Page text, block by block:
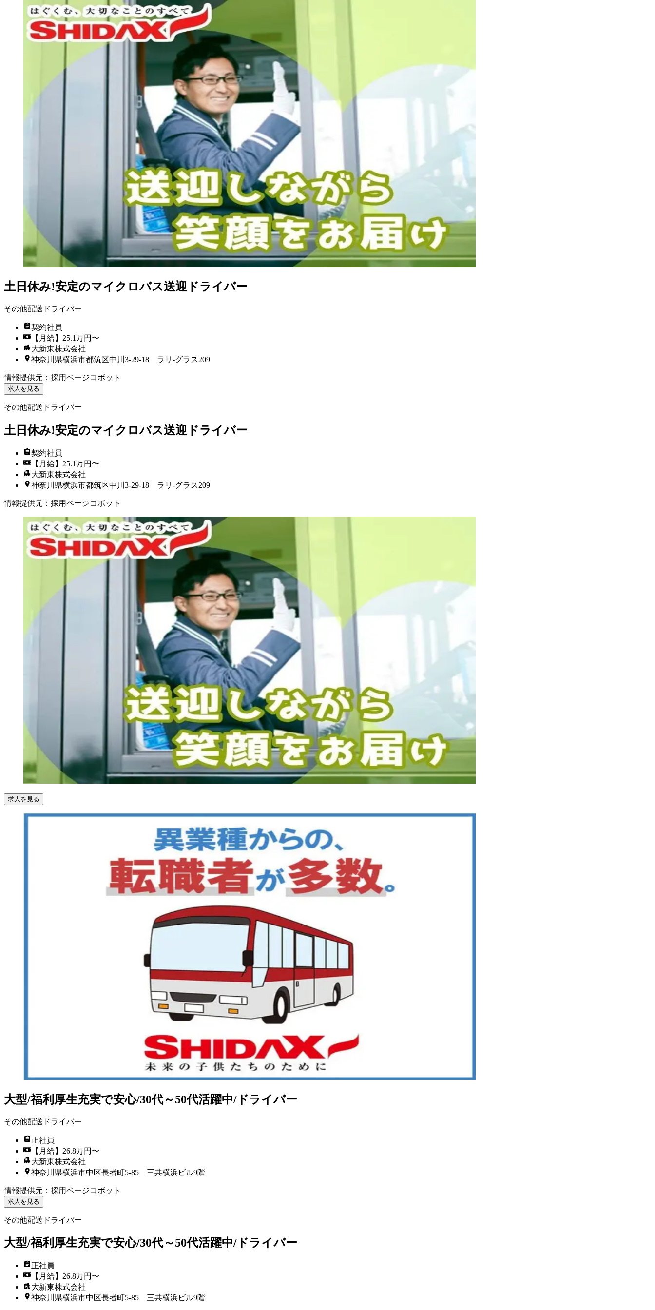
土日休み!安定のマイクロバス送迎ドライバー
その他配送ドライバー
契約社員
【月給】25.1万円〜
大新東株式会社
神奈川県横浜市都筑区中川3-29-18 ラリ-グラス209
情報提供元 ： 採用ページコボット
求人を見る
その他配送ドライバー
土日休み!安定のマイクロバス送迎ドライバー
契約社員
【月給】25.1万円〜
大新東株式会社
神奈川県横浜市都筑区中川3-29-18 ラリ-グラス209
情報提供元 ： 採用ページコボット
求人を見る
大型/福利厚生充実で安心/30代～50代活躍中/ドライバー
その他配送ドライバー
正社員
【月給】26.8万円〜
大新東株式会社
神奈川県横浜市中区長者町5-85 三共横浜ビル9階
情報提供元 ： 採用ページコボット
求人を見る
その他配送ドライバー
大型/福利厚生充実で安心/30代～50代活躍中/ドライバー
正社員
【月給】26.8万円〜
大新東株式会社
神奈川県横浜市中区長者町5-85 三共横浜ビル9階